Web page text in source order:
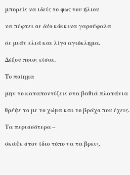
μπορείς να ιδείς το φως του ήλιου
να πέφτει σε δύο κόκκινα γαρούφαλα
σε μιάν ελιά και λίγο αγιόκλημα.
Δέξου ποιος είσαι.
Το ποίημα
μην το καταποντίζεις στα βαθιά πλατάνια
θρέψε το με το χώμα και το βράχο που έχεις.
Τα περισσότερα –
σκάψε στον ίδιο τόπο να τα βρεις.